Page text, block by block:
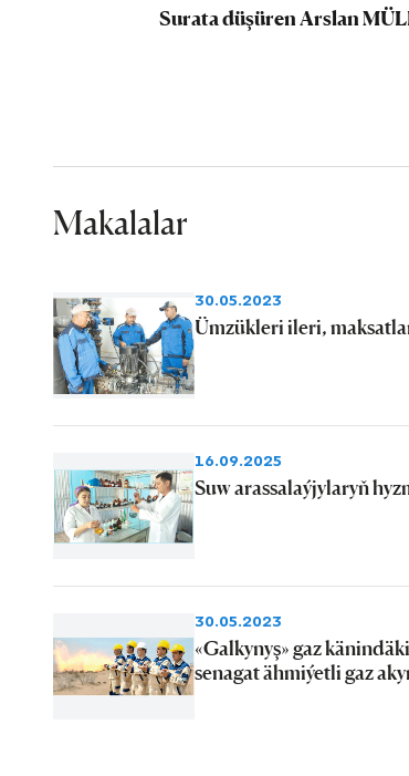
Surata düşüren Arslan
Makalalar
30.05.2023
Ümzükleri ileri,
16.09.2025
Suw arassalaýjylaryň
30.05.2023
«Galkynyş» gaz
senagat ähmiýetli gaz